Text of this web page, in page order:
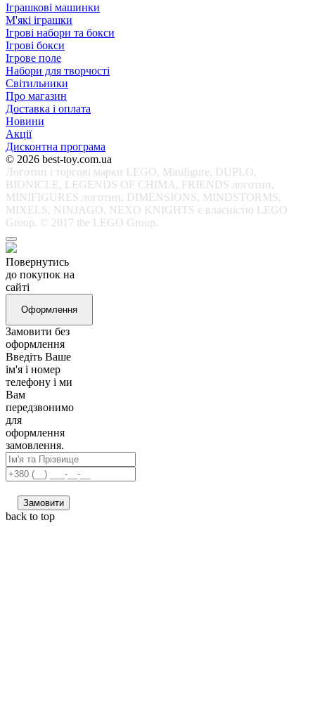
Іграшкові машинки
М'які іграшки
Ігрові набори та бокси
Ігрові бокси
Ігрове поле
Набори для творчості
Світильники
Про магазин
Доставка і оплата
Новини
Акції
Дисконтна програма
© 2026 best-toy.com.ua
Логотип і торгові марки LEGO, Minifigure, DUPLO,
BIONICLE, LEGENDS OF CHIMA, FRIENDS логотип,
MINIFIGURES логотип, DIMENSIONS, MINDSTORMS,
MIXELS, NINJAGO, NEXO KNIGHTS є власністю LEGO
Group. © 2017 the LEGO Group.
Повернутись
до покупок на
сайті
Оформлення
Замовити без
оформлення
Введіть Ваше
ім'я і номер
телефону і ми
Вам
передзвонимо
для
оформлення
замовлення.
Замовити
back to top